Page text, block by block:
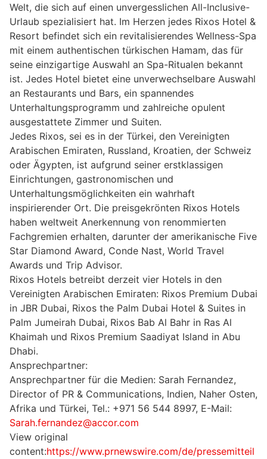
Welt, die sich auf einen unvergesslichen All-Inclusive-
Urlaub spezialisiert hat. Im Herzen jedes Rixos Hotel &
Resort befindet sich ein revitalisierendes Wellness-Spa
mit einem authentischen türkischen Hamam, das für
seine einzigartige Auswahl an Spa-Ritualen bekannt
ist. Jedes Hotel bietet eine unverwechselbare Auswahl
an Restaurants und Bars, ein spannendes
Unterhaltungsprogramm und zahlreiche opulent
ausgestattete Zimmer und Suiten.
Jedes Rixos, sei es in der Türkei, den Vereinigten
Arabischen Emiraten, Russland, Kroatien, der Schweiz
oder Ägypten, ist aufgrund seiner erstklassigen
Einrichtungen, gastronomischen und
Unterhaltungsmöglichkeiten ein wahrhaft
inspirierender Ort. Die preisgekrönten Rixos Hotels
haben weltweit Anerkennung von renommierten
Fachgremien erhalten, darunter der amerikanische Five
Star Diamond Award, Conde Nast, World Travel
Awards und Trip Advisor.
Rixos Hotels betreibt derzeit vier Hotels in den
Vereinigten Arabischen Emiraten: Rixos Premium Dubai
in JBR Dubai, Rixos the Palm Dubai Hotel & Suites in
Palm Jumeirah Dubai, Rixos Bab Al Bahr in Ras Al
Khaimah und Rixos Premium Saadiyat Island in Abu
Dhabi.
Ansprechpartner:
Ansprechpartner für die Medien: Sarah Fernandez,
Director of PR & Communications, Indien, Naher Osten,
Afrika und Türkei, Tel.: +971 56 544 8997, E-Mail:
Sarah.fernandez@accor.com
View original
content:https://www.prnewswire.com/de/pressemitteil